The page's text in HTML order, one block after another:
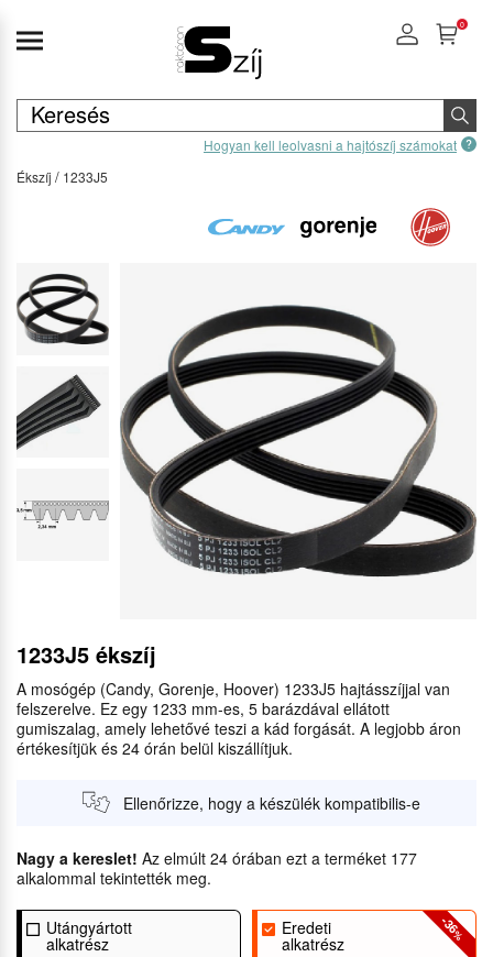
Hogyan kell leolvasni a hajtószíj számokat
0
Ékszíj 1233J5
1233J5 ékszíj
A mosógép (Candy, Gorenje, Hoover) 1233J5 hajtásszíjjal van
felszerelve. Ez egy 1233 mm-es, 5 barázdával ellátott
gumiszalag, amely lehetővé teszi a kád forgását. A legjobb áron
értékesítjük és 24 órán belül kiszállítjuk.
Ellenőrizze, hogy a készülék kompatibilis-e
Nagy a kereslet! Az elmúlt 24 órában ezt a terméket 177
alkalommal tekintették meg.
Utángyártott
alkatrész
-36
%
Eredeti
alkatrész